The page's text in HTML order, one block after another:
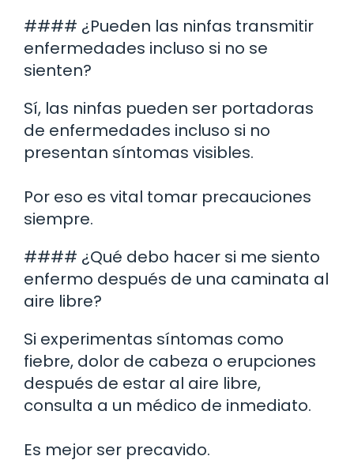
#### ¿Pueden las ninfas transmitir
enfermedades incluso si no se
sienten?
Sí, las ninfas pueden ser portadoras
de enfermedades incluso si no
presentan síntomas visibles.
Por eso es vital tomar precauciones
siempre.
#### ¿Qué debo hacer si me siento
enfermo después de una caminata al
aire libre?
Si experimentas síntomas como
fiebre, dolor de cabeza o erupciones
después de estar al aire libre,
consulta a un médico de inmediato.
Es mejor ser precavido.